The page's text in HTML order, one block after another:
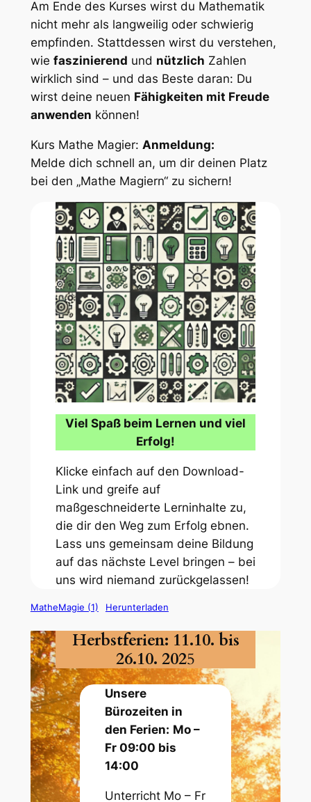
Am Ende des Kurses wirst du Mathematik
nicht mehr als langweilig oder schwierig
empfinden. Stattdessen wirst du verstehen,
wie faszinierend und nützlich Zahlen
wirklich sind – und das Beste daran: Du
wirst deine neuen Fähigkeiten mit Freude
anwenden können!
Kurs Mathe Magier: Anmeldung:
Melde dich schnell an, um dir deinen Platz
bei den „Mathe Magiern“ zu sichern!
Viel Spaß beim Lernen und viel
Erfolg!
Klicke einfach auf den Download-
Link und greife auf
maßgeschneiderte Lerninhalte zu,
die dir den Weg zum Erfolg ebnen.
Lass uns gemeinsam deine Bildung
auf das nächste Level bringen – bei
uns wird niemand zurückgelassen!
MatheMagie (1) Herunterladen
Herbstferien: 11.10. bis
26.10. 2025
Unsere
Bürozeiten in
den Ferien: Mo –
Fr 09:00 bis
14:00
Unterricht Mo – Fr